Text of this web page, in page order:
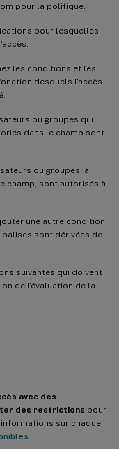
pour la politique.
pour lesquelles
les conditions et les
desquels l’accès
ou groupes qui
dans le champ sont
ou groupes, à
champ, sont autorisés à
une autre condition
sont dérivées de
suivantes qui doivent
de l’évaluation de la
avec des
des restrictions pour
sur chaque